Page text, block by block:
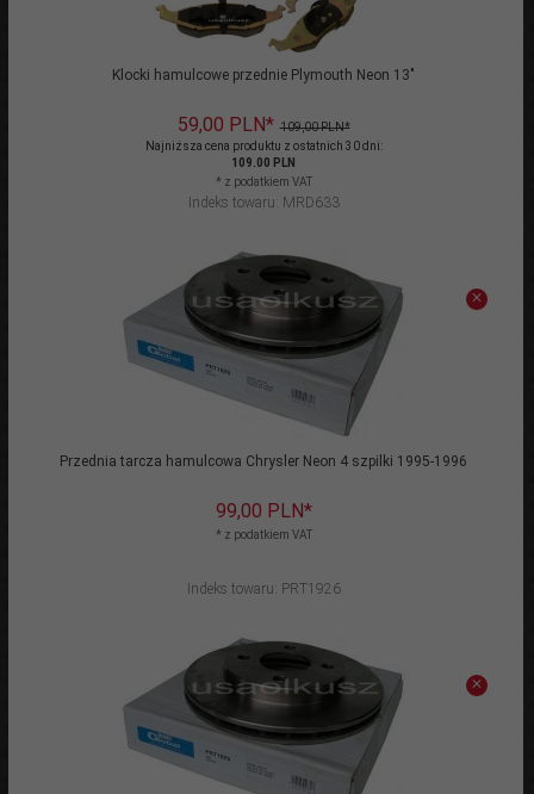
Klocki hamulcowe przednie Plymouth Neon 13"
59,00 PLN* 109,00 PLN*
Najniższa cena produktu z ostatnich 30 dni:
109.00 PLN
* z podatkiem VAT
Indeks towaru: MRD633
Przednia tarcza hamulcowa Chrysler Neon 4 szpilki 1995-1996
99,00 PLN*
* z podatkiem VAT
Indeks towaru: PRT1926